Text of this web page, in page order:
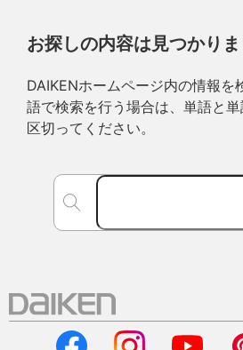
お探しの内容は見つかり
DAIKENホームページ内の情報を
語で検索を行う場合は、単語と
区切ってください。